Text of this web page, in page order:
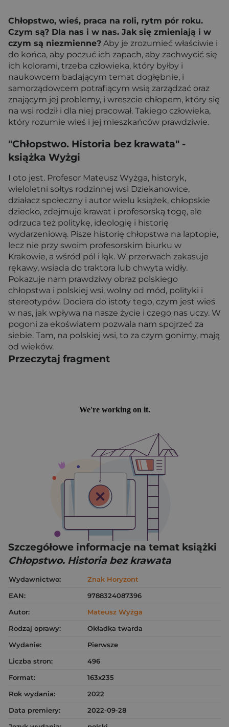
Chłopstwo, wieś, praca na roli, rytm pór roku.
Czym są? Dla nas i w nas. Jak się zmieniają i w
czym są niezmienne? Aby je zrozumieć właściwie i
do końca, aby poczuć ich zapach, aby zachwycić się
ich kolorami, trzeba człowieka, który byłby i
naukowcem badającym temat dogłębnie, i
samorządowcem potrafiącym wsią zarządzać oraz
znającym jej problemy, i wreszcie chłopem, który się
na wsi rodził i dla niej pracował. Takiego człowieka,
który rozumie wieś i jej mieszkańców prawdziwie.
"Chłopstwo. Historia bez krawata" -
książka Wyżgi
I oto jest. Profesor Mateusz Wyżga, historyk,
wieloletni sołtys rodzinnej wsi Dziekanowice,
działacz społeczny i autor wielu książek, chłopskie
dziecko, zdejmuje krawat i profesorską togę, ale
odrzuca też politykę, ideologię i historię
wydarzeniową. Pisze historię chłopstwa na laptopie,
lecz nie przy swoim profesorskim biurku w
Krakowie, a wśród pól i łąk. W przerwach zakasuje
rękawy, wsiada do traktora lub chwyta widły.
Pokazuje nam prawdziwy obraz polskiego
chłopstwa i polskiej wsi, wolny od mód, polityki i
stereotypów. Dociera do istoty tego, czym jest wieś
w nas, jak wpływa na nasze życie i czego nas uczy. W
pogoni za ekoświatem pozwala nam spojrzeć za
siebie. Tam, na polskiej wsi, to za czym gonimy, mają
od wieków.
Przeczytaj fragment
Szczegółowe informacje na temat książki
Chłopstwo. Historia bez krawata
Wydawnictwo:
Znak Horyzont
EAN:
9788324087396
Autor:
Mateusz Wyżga
Rodzaj oprawy:
Okładka twarda
Wydanie:
Pierwsze
Liczba stron:
496
Format:
163x235
Rok wydania:
2022
Data premiery:
2022-09-28